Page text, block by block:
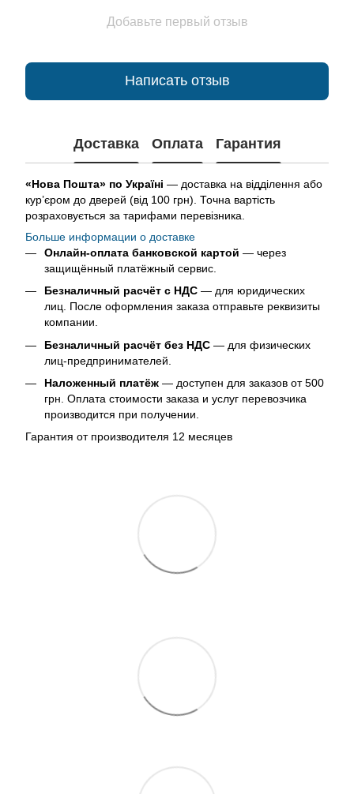
Добавьте первый отзыв
Написать отзыв
Доставка Оплата Гарантия
«Нова Пошта» по Україні — доставка на відділення або
кур’єром до дверей (від 100 грн). Точна вартість
розраховується за тарифами перевізника.
Больше информации о доставке
Онлайн-оплата банковской картой — через
защищённый платёжный сервис.
Безналичный расчёт с НДС — для юридических
лиц. После оформления заказа отправьте реквизиты
компании.
Безналичный расчёт без НДС — для физических
лиц-предпринимателей.
Наложенный платёж — доступен для заказов от 500
грн. Оплата стоимости заказа и услуг перевозчика
производится при получении.
Гарантия от производителя 12 месяцев